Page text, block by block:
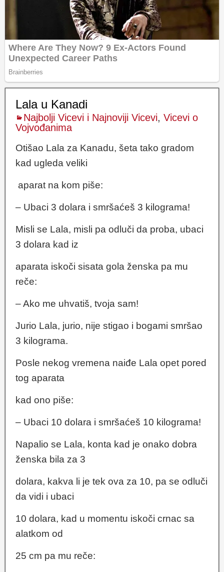
Lala u Kanadi
Najbolji Vicevi i Najnoviji Vicevi, Vicevi o
Vojvođanima
Otišao Lala za Kanadu, šeta tako gradom
kad ugleda veliki
aparat na kom piše:
– Ubaci 3 dolara i smršaćeš 3 kilograma!
Misli se Lala, misli pa odluči da proba, ubaci
3 dolara kad iz
aparata iskoči sisata gola ženska pa mu
reče:
– Ako me uhvatiš, tvoja sam!
Jurio Lala, jurio, nije stigao i bogami smršao
3 kilograma.
Posle nekog vremena naiđe Lala opet pored
tog aparata
kad ono piše:
– Ubaci 10 dolara i smršaćeš 10 kilograma!
Napalio se Lala, konta kad je onako dobra
ženska bila za 3
dolara, kakva li je tek ova za 10, pa se odluči
da vidi i ubaci
10 dolara, kad u momentu iskoči crnac sa
alatkom od
25 cm pa mu reče: